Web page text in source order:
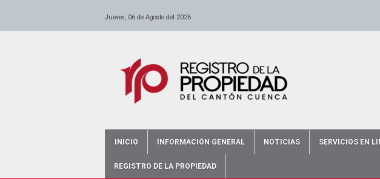
Jueves, 06 de Agosto del 2026
Main menu
INICIO INFORMACIÓN GENERAL NOTICIAS SERVICIOS EN
REGISTRO DE LA PROPIEDAD